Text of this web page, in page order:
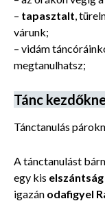
– tapasztalt,
várunk;
– vidám
megtanulhatsz;
Tánc
Tánctanulás
A tánctanulást
egy kis elszántság
igazán odafigyel